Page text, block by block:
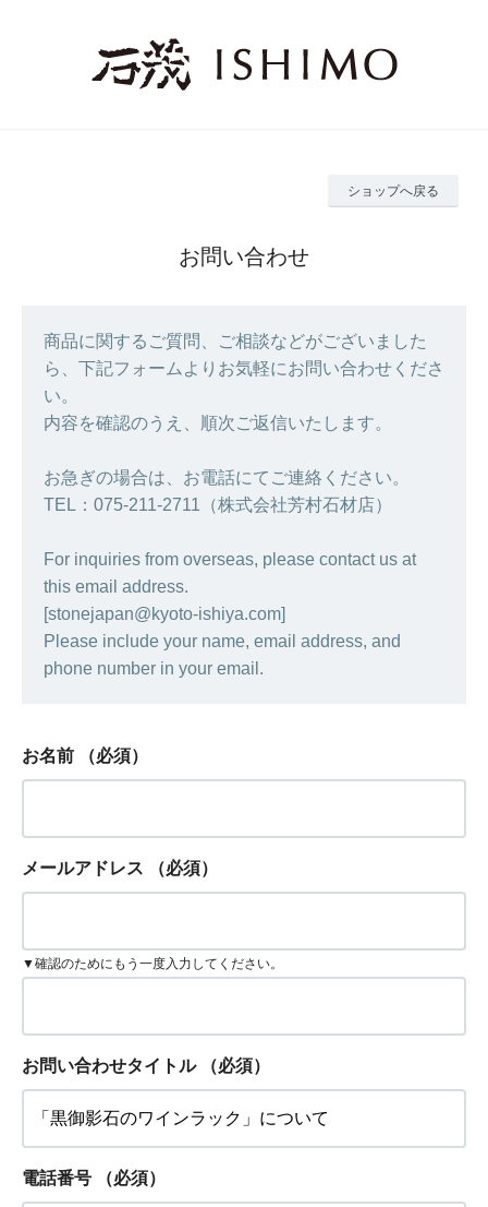
ショップへ戻る
お問い合わせ
商品に関するご質問、ご相談などがございました
ら、下記フォームよりお気軽にお問い合わせくださ
い。
内容を確認のうえ、順次ご返信いたします。
お急ぎの場合は、お電話にてご連絡ください。
TEL：075-211-2711（株式会社芳村石材店）
For inquiries from overseas, please contact us at
this email address.
[stonejapan@kyoto-ishiya.com]
Please include your name, email address, and
phone number in your email.
お名前 （必須）
メールアドレス （必須）
▼確認のためにもう一度入力してください。
お問い合わせタイトル （必須）
電話番号 （必須）